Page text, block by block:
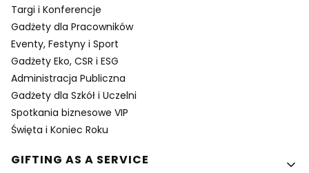
Targi i Konferencje
Gadżety dla Pracowników
Eventy, Festyny i Sport
Gadżety Eko, CSR i ESG
Administracja Publiczna
Gadżety dla Szkół i Uczelni
Spotkania biznesowe VIP
Święta i Koniec Roku
GIFTING AS A SERVICE